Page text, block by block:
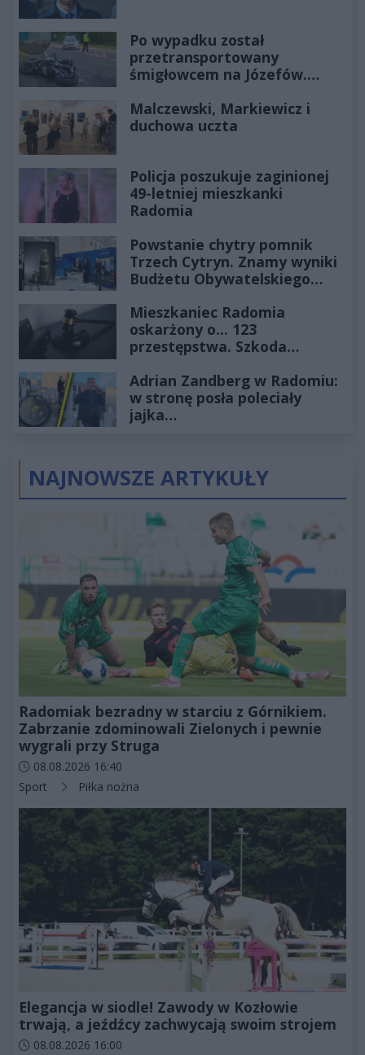
Po wypadku został
przetransportowany
śmigłowcem na Józefów.
Malczewski, Markiewicz i
duchowa uczta
Policja poszukuje zaginionej
49-letniej mieszkanki
Radomia
Powstanie chytry pomnik
Trzech Cytryn. Znamy wyniki
Budżetu Obywatelskiego
Mieszkaniec Radomia
oskarżony o... 123
przestępstwa. Szkoda
złotych
Adrian Zandberg w Radomiu:
w stronę posła poleciały
jajka…
NAJNOWSZE ARTYKUŁY
Radomiak bezradny w starciu z Górnikiem.
Zabrzanie zdominowali Zielonych i pewnie
wygrali przy Struga
Data dodania artykułu:
08.08.2026 16:40
Kategorie artykułu:
Sport Piłka nożna
Elegancja w siodle! Zawody w Kozłowie
trwają, a jeźdźcy zachwycają swoim strojem
Data dodania artykułu:
08.08.2026 16:00